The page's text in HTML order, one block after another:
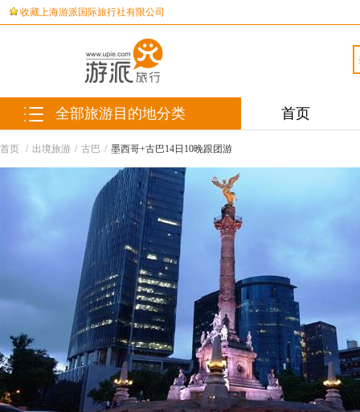
收藏上海游派国际旅行社有限公司
全部旅游目的地分类 首页
首页 / 出境旅游 / 古巴 / 墨西哥+古巴14日10晚跟团游